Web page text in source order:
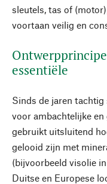
sleutels, tas of
voortaan veilig en
essentiële
Sinds de jaren
voor ambachtelijke
gebruikt uitsluitend
gelooid zijn met
(bijvoorbeeld visolie
Duitse en Europese